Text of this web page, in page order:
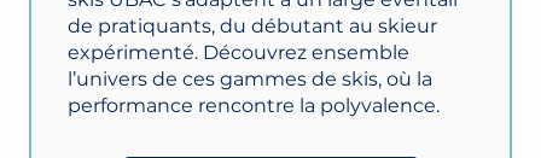
de pratiquants, du débutant au skieur
expérimenté. Découvrez ensemble
l’univers de ces gammes de skis, où la
performance rencontre la polyvalence.